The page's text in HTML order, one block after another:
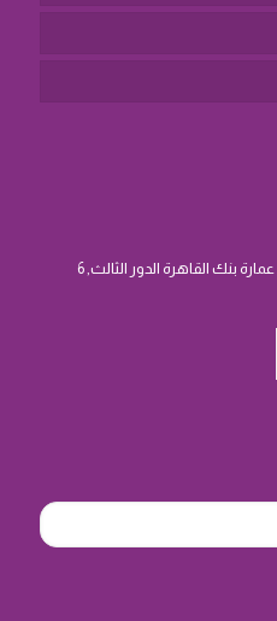
المحور المركزى بجوار مول دياموند , عمارة بنك القاهرة الدور الثالث, 6